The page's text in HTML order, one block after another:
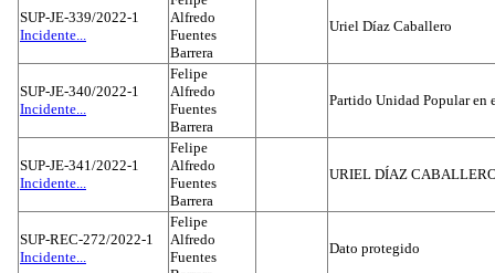
SUP-JE-339/2022-1
Incidente...
Alfredo
Fuentes
Barrera
Uriel Díaz Caballero
SUP-JE-340/2022-1
Incidente...
Felipe
Alfredo
Fuentes
Barrera
Partido Unidad Popular en
SUP-JE-341/2022-1
Incidente...
Felipe
Alfredo
Fuentes
Barrera
URIEL DÍAZ
SUP-REC-272/2022-1
Incidente...
Felipe
Alfredo
Fuentes
Dato protegido